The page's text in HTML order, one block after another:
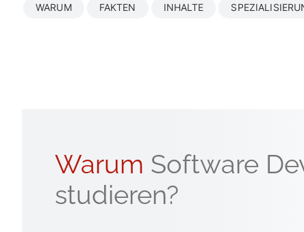
WARUM FAKTEN INHALTE
Warum Software
studieren?